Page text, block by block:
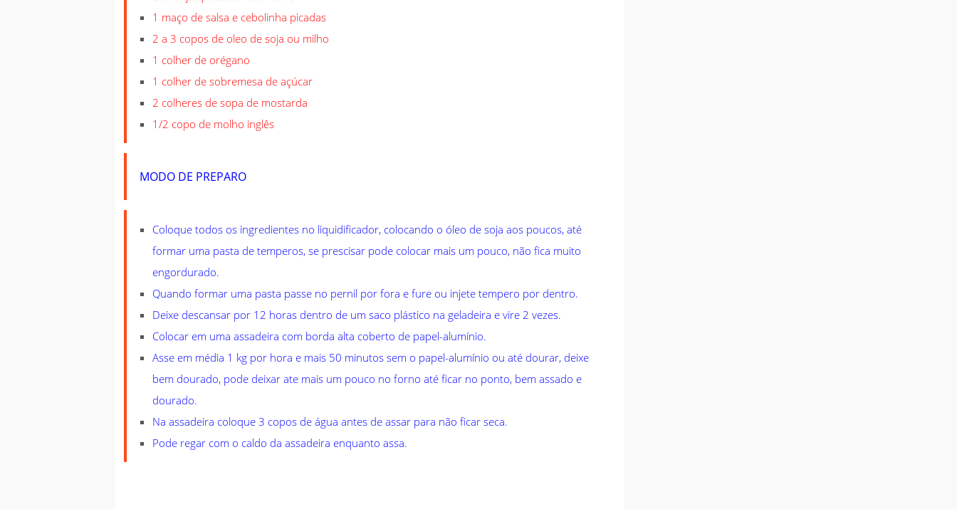
1 maço de salsa e cebolinha picadas
2 a 3 copos de oleo de soja ou milho
1 colher de orégano
1 colher de sobremesa de açúcar
2 colheres de sopa de mostarda
1/2 copo de molho inglês
MODO DE PREPARO
Coloque todos os ingredientes no liquidificador, colocando o óleo de soja aos poucos, até
formar uma pasta de temperos, se prescisar pode colocar mais um pouco, não fica muito
engordurado.
Quando formar uma pasta passe no pernil por fora e fure ou injete tempero por dentro.
Deixe descansar por 12 horas dentro de um saco plástico na geladeira e vire 2 vezes.
Colocar em uma assadeira com borda alta coberto de papel-alumínio.
Asse em média 1 kg por hora e mais 50 minutos sem o papel-alumínio ou até dourar, deixe
bem dourado, pode deixar ate mais um pouco no forno até ficar no ponto, bem assado e
dourado.
Na assadeira coloque 3 copos de água antes de assar para não ficar seca.
Pode regar com o caldo da assadeira enquanto assa.